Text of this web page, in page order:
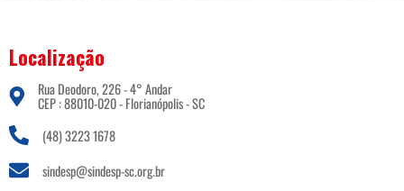
Localização
Rua Deodoro, 226 - 4° Andar
CEP : 88010-020 - Florianópolis - SC
(48) 3223 1678
sindesp@sindesp-sc.org.br